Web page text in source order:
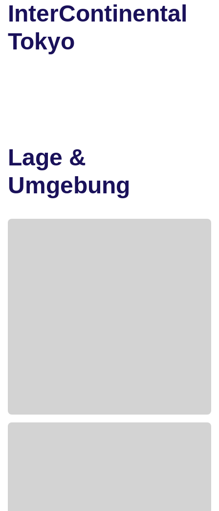
InterContinental
Tokyo
Lage &
Umgebung